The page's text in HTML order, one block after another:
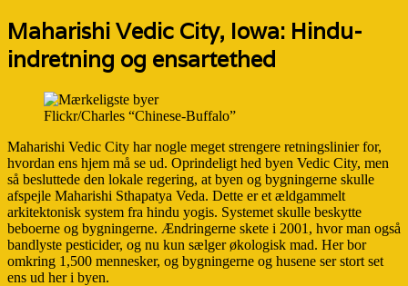
Maharishi Vedic City, Iowa: Hindu-
indretning og ensartethed
Flickr/Charles “Chinese-Buffalo”
Maharishi Vedic City har nogle meget strengere retningslinier for,
hvordan ens hjem må se ud. Oprindeligt hed byen Vedic City, men
så besluttede den lokale regering, at byen og bygningerne skulle
afspejle Maharishi Sthapatya Veda. Dette er et ældgammelt
arkitektonisk system fra hindu yogis. Systemet skulle beskytte
beboerne og bygningerne. Ændringerne skete i 2001, hvor man også
bandlyste pesticider, og nu kun sælger økologisk mad. Her bor
omkring 1,500 mennesker, og bygningerne og husene ser stort set
ens ud her i byen.